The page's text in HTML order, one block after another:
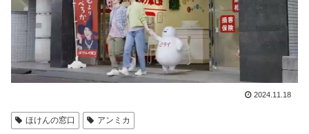
2024.11.18
ほけんの窓口 アンミカ